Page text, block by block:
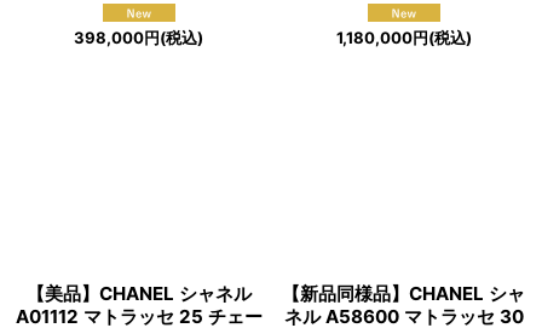
398,000円(税込) 1,180,000円(税込)
【美品】CHANEL シャネル
A01112 マトラッセ 25 チェー
【新品同様品】CHANEL シャ
ネル A58600 マトラッセ 30